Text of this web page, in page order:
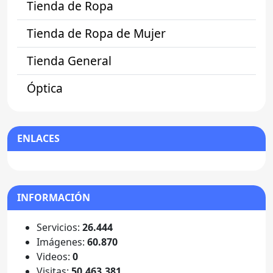
Tienda de Ropa
Tienda de Ropa de Mujer
Tienda General
Óptica
ENLACES
INFORMACIÓN
Servicios: 26.444
Imágenes: 60.870
Videos: 0